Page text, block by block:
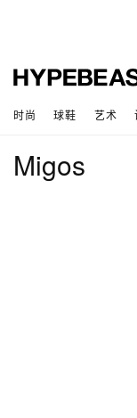
时尚 球鞋 艺术
Migos